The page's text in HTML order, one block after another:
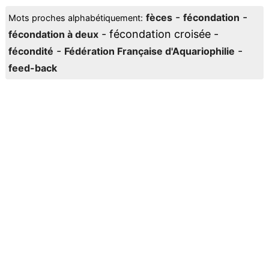
Mots proches alphabétiquement: fèces- fécondation -
fécondation à deux- fécondation croisée -
fécondité - Fédération Française d'Aquariophilie -
feed-back